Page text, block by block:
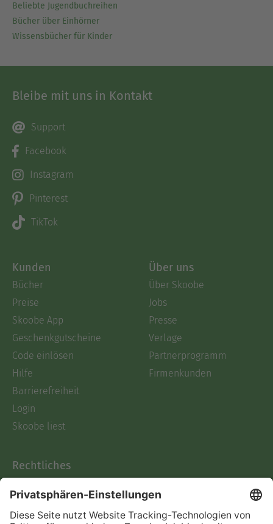
Beliebte Jugendbuchreihen
Bücher über Einhörner
Wissensbücher für Kinder
Bleibe mit uns in Kontakt
Support
Facebook
Instagram
Pinterest
TikTok
Kunden
Bücher
Preise
Skoobe App
Geschenkgutscheine
Code einlösen
Hilfe
Barrierefreiheit
Login
Skoobe liest
Über uns
Über Skoobe
Jobs
Presse
Verlage
Partnerprogramm
Firmenkunden
Rechtliches
AGB
Informationen nach Data